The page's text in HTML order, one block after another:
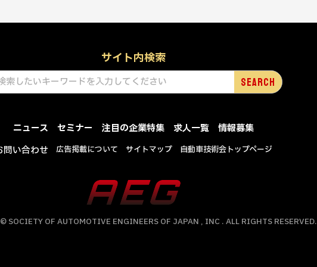
サイト内検索
ニュース セミナー 注目の企業特集 求人一覧
情報募集
問い合わせ
広告掲載について サイトマップ 自動車技術会トップページ
SOCIETY OF AUTOMOTIVE ENGINEERS OF JAPAN , INC . ALL RIGHTS RESERVED.